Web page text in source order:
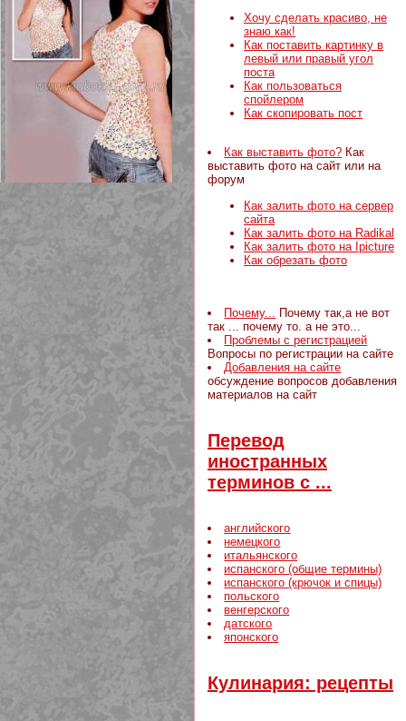
209 Белая кофта из ленточного
кружева
Хочу сделать красиво, не
знаю как!
Как поставить картинку в
левый или правый угол
поста
Как пользоваться
спойлером
Как скопировать пост
Как выставить фото? Как
выставить фото на сайт или на
форум
Как залить фото на сервер
сайта
Как залить фото на Radikal
Как залить фото на Ipicture
Как обрезать фото
Почему... Почему так,а не вот
так ... почему то. а не это...
Проблемы с регистрацией
Вопросы по регистрации на сайте
Добавления на сайте
обсуждение вопросов добавления
материалов на сайт
Перевод
иностранных
терминов с ...
английского
немецкого
итальянского
испанского (общие термины)
испанского (крючок и спицы)
польского
венгерского
датского
японского
Кулинария: рецепты